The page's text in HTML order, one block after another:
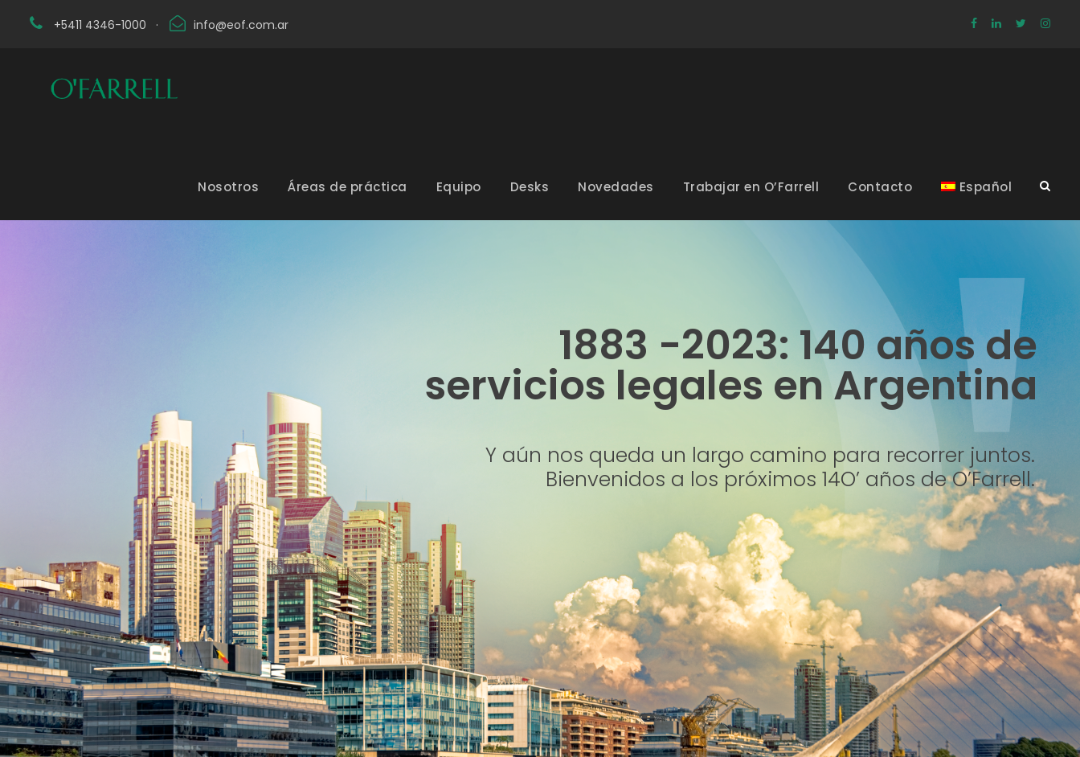
+5411 4346-1000 · info@eof.com.ar
Nosotros Áreas de práctica Equipo Desks Novedades Trabajar en O’Farrell Contacto Español
Y aún nos queda un largo camino para recorrer juntos.
Bienvenidos a los próximos 14O’ años de O’Farrell.
1883 -2023: 140 años de
servicios legales en Argentina